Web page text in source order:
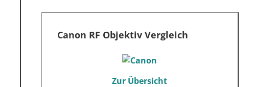
Canon RF Objektiv Vergleich
Zur Übersicht